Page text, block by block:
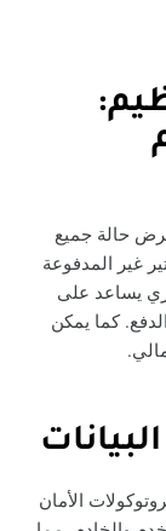
حالة جميع
غير المدفوعة
يساعد على
كما يمكن
الأمان